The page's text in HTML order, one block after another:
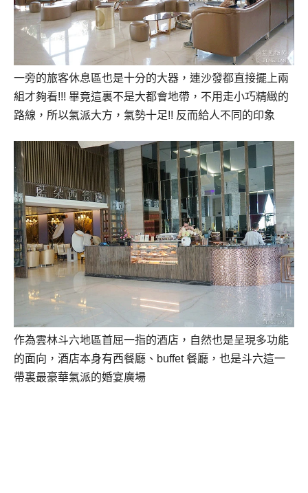
一旁的旅客休息區也是十分的大器，連沙發都直接擺上兩
組才夠看!!! 畢竟這裏不是大都會地帶，不用走小巧精緻的
路線，所以氣派大方，氣勢十足!! 反而給人不同的印象
作為雲林斗六地區首屈一指的酒店，自然也是呈現多功能
的面向，酒店本身有西餐廳、buffet 餐廳，也是斗六這一
帶裏最豪華氣派的婚宴廣場